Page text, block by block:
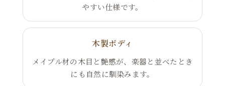
やすい仕様です。
木製ボディ
メイプル材の木目と艶感が、楽器と並べたとき
にも自然に馴染みます。